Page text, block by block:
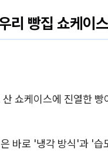
리 빵집 쇼케이
산 쇼케이스에 진열한
바로 '냉각 방식'과 '습